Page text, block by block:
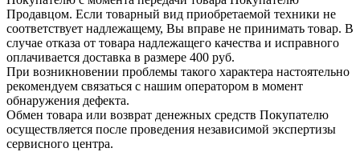
Продавцом. Если товарный вид приобретаемой техники не
соответствует надлежащему, Вы вправе не принимать товар. В
случае отказа от товара надлежащего качества и исправного
оплачивается доставка в размере 400 руб.
При возникновении проблемы такого характера настоятельно
рекомендуем связаться с нашим оператором в момент
обнаружения дефекта.
Обмен товара или возврат денежных средств Покупателю
осуществляется после проведения независимой экспертизы
сервисного центра.